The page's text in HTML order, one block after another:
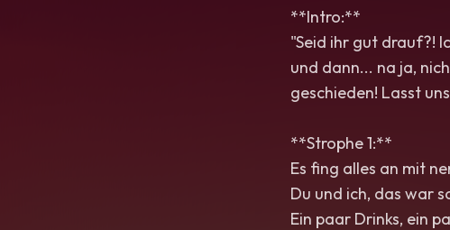
**Intro:**
"Seid ihr gut drauf?!
und dann... na ja,
geschieden! Lasst
**Strophe 1:**
Es fing alles an mit
Du und ich, das war
Ein paar Drinks, ein